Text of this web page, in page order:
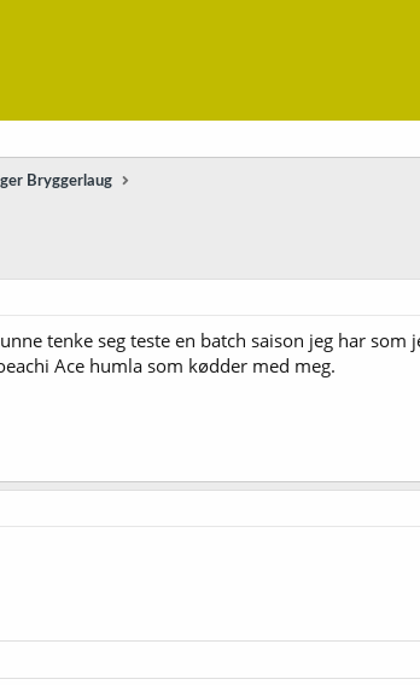
Bryggerlaug
tenke seg teste en batch saison jeg har
Ace humla som kødder med meg.